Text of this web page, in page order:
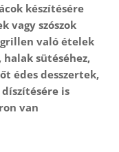
készítésére
vagy szószok
való ételek
sütéséhez,
édes desszertek,
is
van